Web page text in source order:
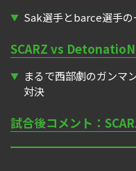
Sak選手とbarce選手の
SCARZ vs DetonatioN
まるで西部劇のガンマ
対決
試合後コメント：